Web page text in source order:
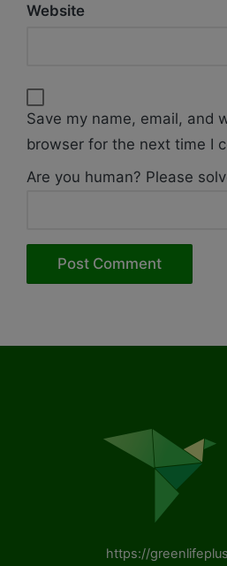
Website
Save my name, email, and
browser for the next time I
Are you human? Please
https://